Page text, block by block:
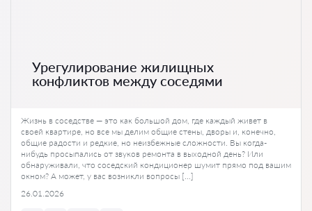
Урегулирование жилищных
конфликтов между соседями
Жизнь в соседстве — это как большой дом, где каждый живет в
своей квартире, но все мы делим общие стены, дворы и, конечно,
общие радости и редкие, но неизбежные сложности. Вы когда-
нибудь просыпались от звуков ремонта в выходной день? Или
обнаруживали, что соседский кондиционер шумит прямо под вашим
окном? А может, у вас возникли вопросы […]
26.01.2026